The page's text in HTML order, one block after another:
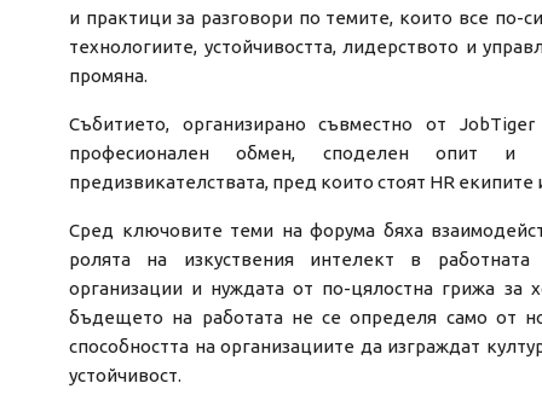
и практици за разговори по темите, които все по-
технологиите, устойчивостта, лидерството и
промяна.
Събитието, организирано съвместно от
професионален обмен, споделен опит и
предизвикателствата, пред които стоят HR екипите
Сред ключовите теми на форума бяха
ролята на изкуствения интелект в
организации и нуждата от по-цялостна грижа за
бъдещето на работата не се определя само от
способността на организациите да изграждат
устойчивост.